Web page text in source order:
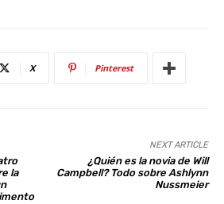
X Pinterest
la
NEXT ARTICLE
¿Quién es la novia de Will
Campbell? Todo sobre Ashlynn
Nussmeier